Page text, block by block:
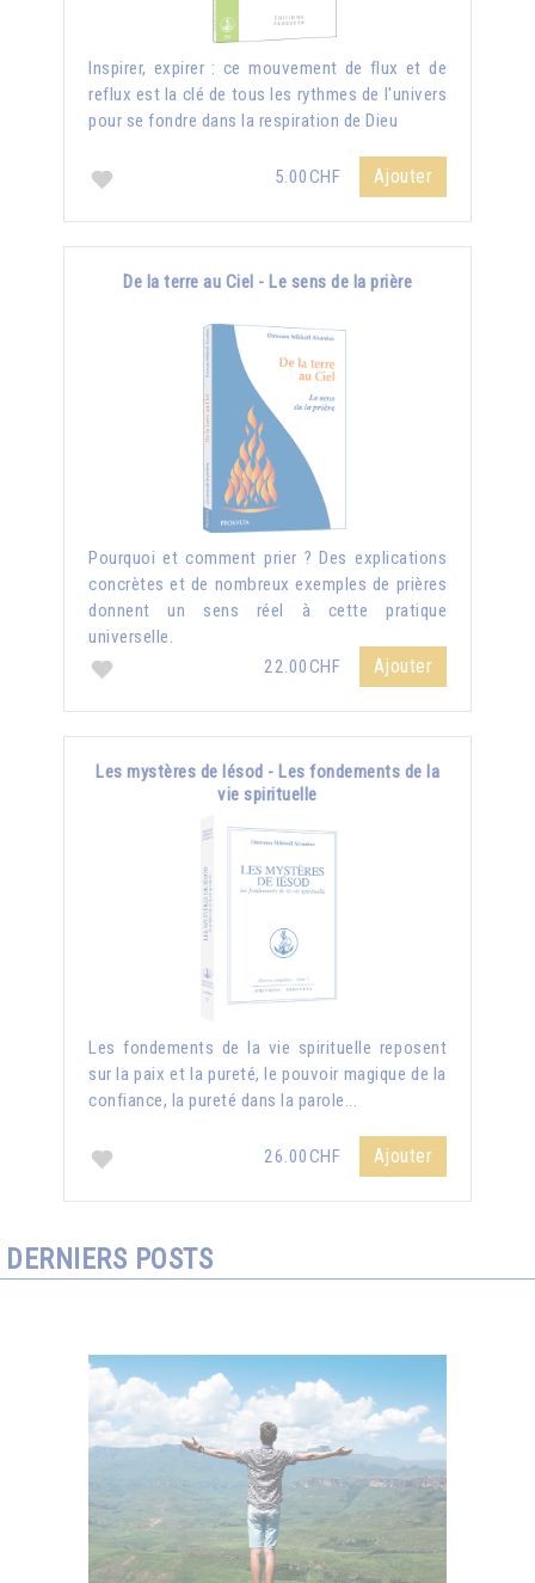
Inspirer, expirer : ce mouvement de flux et de
reflux est la clé de tous les rythmes de l'univers
pour se fondre dans la respiration de Dieu
5.00CHF Ajouter
De la terre au Ciel - Le sens de la prière
Pourquoi et comment prier ? Des explications
concrètes et de nombreux exemples de prières
donnent un sens réel à cette pratique
universelle.
22.00CHF
Ajouter
Les mystères de Iésod - Les fondements de la
vie spirituelle
Les fondements de la vie spirituelle reposent
sur la paix et la pureté, le pouvoir magique de la
confiance, la pureté dans la parole...
26.00CHF Ajouter
DERNIERS POSTS